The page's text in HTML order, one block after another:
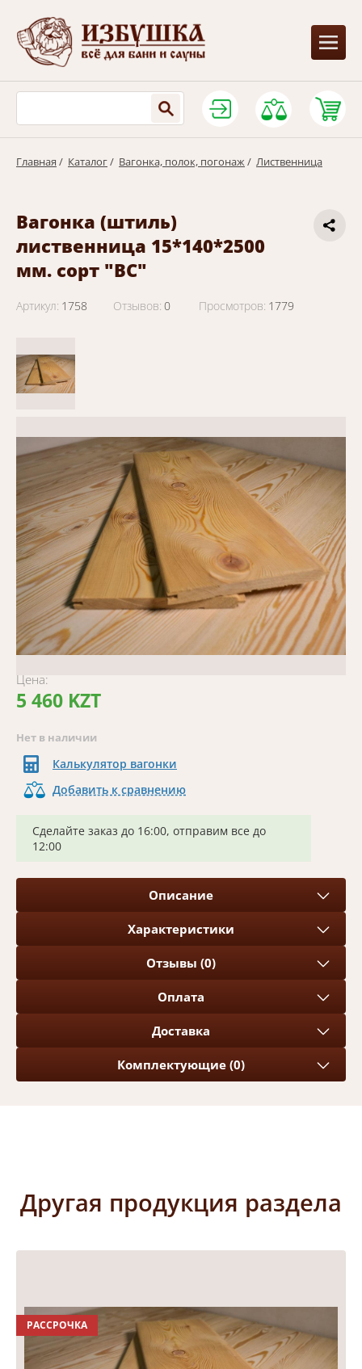
Главная / Каталог/ Вагонка, полок, погонаж/ Лиственница
Вагонка (штиль)
лиственница 15*140*2500
мм. сорт "ВС"
Артикул: 1758 Отзывов: 0 Просмотров: 1779
Цена:
5 460 KZT
Нет в наличии
Калькулятор вагонки
Добавить к сравнению
Сделайте заказ до 16:00, отправим все до
12:00
Описание
Характеристики
Отзывы (0)
Оплата
Доставка
Комплектующие (0)
Другая продукция раздела
РАССРОЧКА